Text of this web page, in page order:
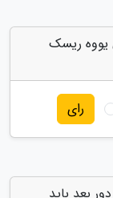
یووه ریسک
رای
بعد باید